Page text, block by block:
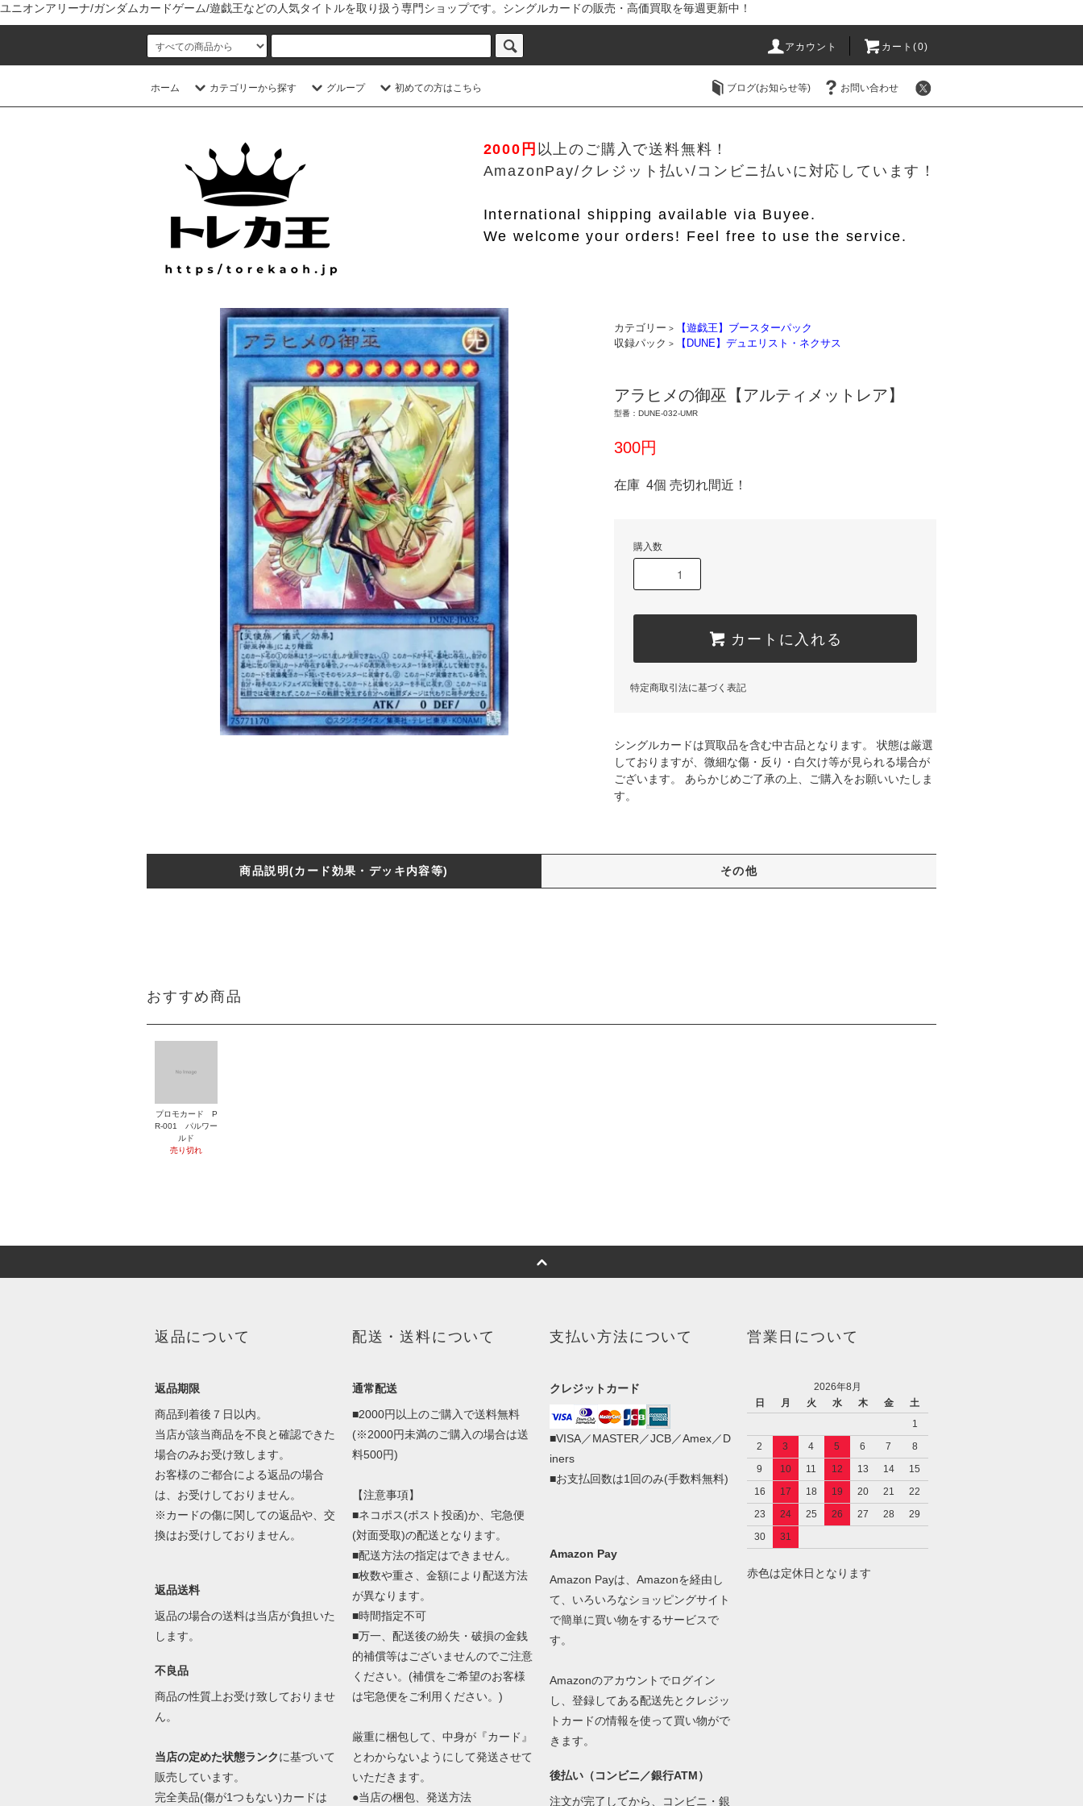
ユニオンアリーナ/ガンダムカードゲーム/遊戯王などの人気タイトルを取り扱う専門ショップです。シングルカードの販売・高価買取を毎週更新中！
アカウント カート(0)
ホーム カテゴリーから探す グループ 初めての方はこちら ブログ(お知らせ等) お問い合わせ
2000円 以上のご購入で送料無料！
AmazonPay/クレジット払い/コンビニ払いに対応しています！
International shipping available via Buyee.
We welcome your orders! Feel free to use the service.
カテゴリー >
【遊戯王】ブースターパック
収録パック > 【DUNE】デュエリスト・ネクサス
アラヒメの御巫【アルティメットレア】
型番：DUNE-032-UMR
300円
在庫 4個 売切れ間近！
購入数
カートに入れる
特定商取引法に基づく表記
シングルカードは買取品を含む中古品となります。 状態は厳選
しておりますが、微細な傷・反り・白欠け等が見られる場合が
ございます。 あらかじめご了承の上、ご購入をお願いいたしま
す。
商品説明(カード効果・デッキ内容等) その他
おすすめ商品
プロモカード P
R-001 パルワー
ルド
売り切れ
返品について
返品期限
商品到着後７日以内。
当店が該当商品を不良と確認できた
場合のみお受け致します。
お客様のご都合による返品の場合
は、お受けしておりません。
※カードの傷に関しての返品や、交
換はお受けしておりません。
返品送料
返品の場合の送料は当店が負担いた
します。
不良品
商品の性質上お受け致しておりませ
ん。
当店の定めた状態ランクに基づいて
販売しています。
完全美品(傷が1つもない)カードは
配送・送料について
通常配送
■2000円以上のご購入で送料無料
(※2000円未満のご購入の場合は送
料500円)
【注意事項】
■ネコポス(ポスト投函)か、宅急便
(対面受取)の配送となります。
■配送方法の指定はできません。
■枚数や重さ、金額により配送方法
が異なります。
■時間指定不可
■万一、配送後の紛失・破損の金銭
的補償等はございませんのでご注意
ください。(補償をご希望のお客様
は宅急便をご利用ください。)
厳重に梱包して、中身が『カード』
とわからないようにして発送させて
いただきます。
●当店の梱包、発送方法
支払い方法について
クレジットカード
■VISA／MASTER／JCB／Amex／D
iners
■お支払回数は1回のみ(手数料無料)
Amazon Pay
Amazon Payは、Amazonを経由し
て、いろいろなショッピングサイト
で簡単に買い物をするサービスで
す。
Amazonのアカウントでログイン
し、登録してある配送先とクレジッ
トカードの情報を使って買い物がで
きます。
後払い（コンビニ／銀行ATM）
注文が完了してから、コンビニ・銀
営業日について
2026年8月
日
月 火 水 木 金
土
1
2
3 4 5 6 7
8
9
10 11 12 13 14
15
16
17 18 19 20 21
22
23
24 25 26 27 28
29
30
31
赤色は定休日となります